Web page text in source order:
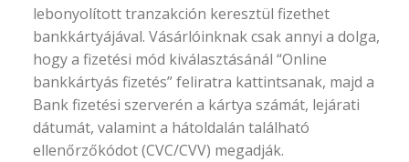
lebonyolított tranzakción keresztül fizethet
bankkártyájával. Vásárlóinknak csak annyi a dolga,
hogy a fizetési mód kiválasztásánál “Online
bankkártyás fizetés” feliratra kattintsanak, majd a
Bank fizetési szerverén a kártya számát, lejárati
dátumát, valamint a hátoldalán található
ellenőrzőkódot (CVC/CVV) megadják.